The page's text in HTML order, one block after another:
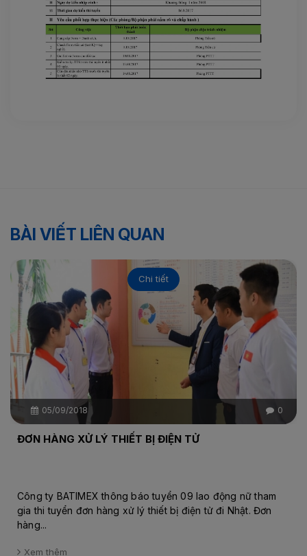
BÀI VIẾT LIÊN QUAN
05/09/2018 0
Chi tiết
ĐƠN HÀNG XỬ LÝ THIẾT BỊ ĐIỆN TỬ
Công ty BATIMEX thông báo tuyển 09 lao động nữ tham
gia thi tuyển đơn hàng xử lý thiết bị điện tử đi Nhật. Đơn
hàng...
Xem thêm